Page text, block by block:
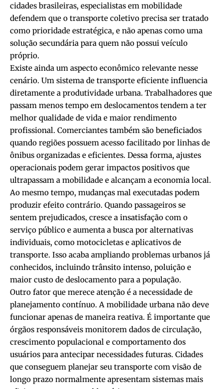
cidades brasileiras, especialistas em mobilidade
defendem que o transporte coletivo precisa ser tratado
como prioridade estratégica, e não apenas como uma
solução secundária para quem não possui veículo
próprio.
Existe ainda um aspecto econômico relevante nesse
cenário. Um sistema de transporte eficiente influencia
diretamente a produtividade urbana. Trabalhadores que
passam menos tempo em deslocamentos tendem a ter
melhor qualidade de vida e maior rendimento
profissional. Comerciantes também são beneficiados
quando regiões possuem acesso facilitado por linhas de
ônibus organizadas e eficientes. Dessa forma, ajustes
operacionais podem gerar impactos positivos que
ultrapassam a mobilidade e alcançam a economia local.
Ao mesmo tempo, mudanças mal executadas podem
produzir efeito contrário. Quando passageiros se
sentem prejudicados, cresce a insatisfação com o
serviço público e aumenta a busca por alternativas
individuais, como motocicletas e aplicativos de
transporte. Isso acaba ampliando problemas urbanos já
conhecidos, incluindo trânsito intenso, poluição e
maior custo de deslocamento para a população.
Outro fator que merece atenção é a necessidade de
planejamento contínuo. A mobilidade urbana não deve
funcionar apenas de maneira reativa. É importante que
órgãos responsáveis monitorem dados de circulação,
crescimento populacional e comportamento dos
usuários para antecipar necessidades futuras. Cidades
que conseguem planejar seu transporte com visão de
longo prazo normalmente apresentam sistemas mais